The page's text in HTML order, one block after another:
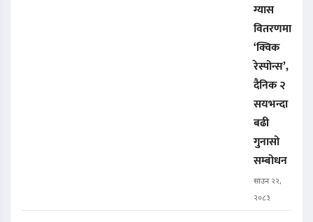
ग्यास
वितरणमा
‘क्विक
रेस्पोन्स’,
दैनिक २
सयभन्दा
बढी
गुनासो
सम्बोधन
साउन २२,
२०८३